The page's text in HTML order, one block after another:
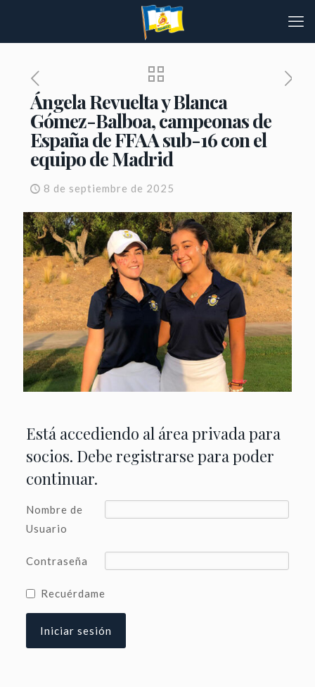
Ángela Revuelta y Blanca
Gómez-Balboa, campeonas de
España de FFAA sub-16 con el
equipo de Madrid
8 de septiembre de 2025
Está accediendo al área privada para
socios. Debe registrarse para poder
continuar.
Nombre de
Usuario
Contraseña
Recuérdame